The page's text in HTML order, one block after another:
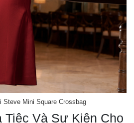
Steve Mini Square Crossbag
Tiệc Và Sự Kiện Cho